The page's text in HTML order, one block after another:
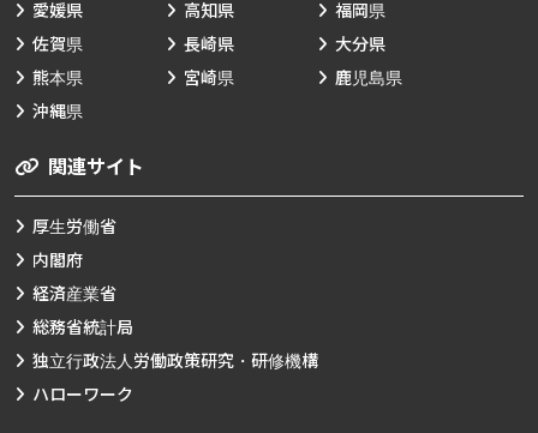
愛媛県
高知県
福岡県
佐賀県
長崎県
大分県
熊本県
宮崎県
鹿児島県
沖縄県
関連サイト
厚生労働省
内閣府
経済産業省
総務省統計局
独立行政法人労働政策研究・研修機構
ハローワーク